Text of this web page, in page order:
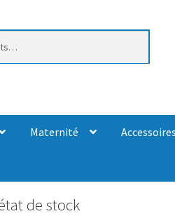
Maternité
de stock